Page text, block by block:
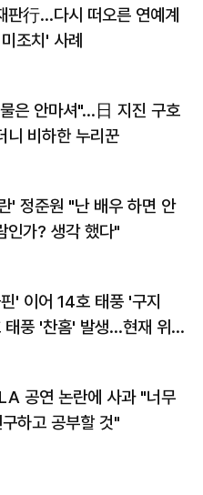
판行…다시 떠오른 연예계
조치' 사례
은 안마셔"…日 지진 구호
니 비하한 누리꾼
' 정준원 "난 배우 하면 안
인가? 생각 했다"
' 이어 14호 태풍 '구지
태풍 '찬홈' 발생…현재 위
공연 논란에 사과 "너무
하고 공부할 것"